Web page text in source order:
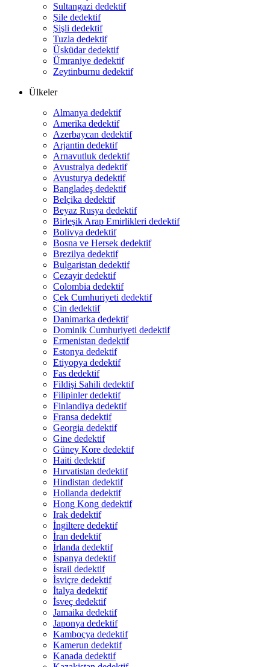
Sultangazi dedektif
Şile dedektif
Şişli dedektif
Tuzla dedektif
Üsküdar dedektif
Ümraniye dedektif
Zeytinburnu dedektif
Ülkeler
Almanya dedektif
Amerika dedektif
Azerbaycan dedektif
Arjantin dedektif
Arnavutluk dedektif
Avustralya dedektif
Avusturya dedektif
Bangladeş dedektif
Belçika dedektif
Beyaz Rusya dedektif
Birleşik Arap Emirlikleri dedektif
Bolivya dedektif
Bosna ve Hersek dedektif
Brezilya dedektif
Bulgaristan dedektif
Cezayir dedektif
Colombia dedektif
Çek Cumhuriyeti dedektif
Çin dedektif
Danimarka dedektif
Dominik Cumhuriyeti dedektif
Ermenistan dedektif
Estonya dedektif
Etiyopya dedektif
Fas dedektif
Fildişi Sahili dedektif
Filipinler dedektif
Finlandiya dedektif
Fransa dedektif
Georgia dedektif
Gine dedektif
Güney Kore dedektif
Haiti dedektif
Hırvatistan dedektif
Hindistan dedektif
Hollanda dedektif
Hong Kong dedektif
Irak dedektif
İngiltere dedektif
İran dedektif
İrlanda dedektif
İspanya dedektif
İsrail dedektif
İsviçre dedektif
İtalya dedektif
İsveç dedektif
Jamaika dedektif
Japonya dedektif
Kamboçya dedektif
Kamerun dedektif
Kanada dedektif